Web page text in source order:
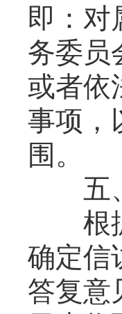
即：对
务委员
或者依
事项，
围。
五、
根据
确定信
答复意